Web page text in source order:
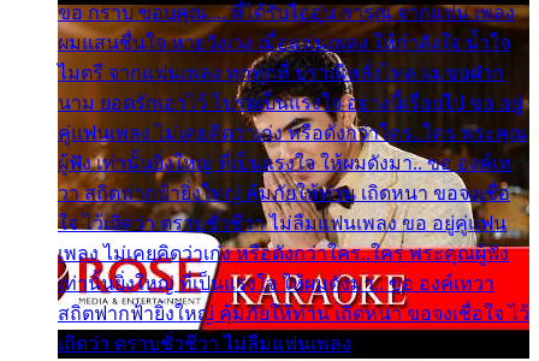
ขอ กราบ ขอบคุณ.... ที่ได้รับไออุ่น การุณ จากแฟน เพลง
ผมแสนชื่นใจ หายวังเวง เมื่อแฟนเพลง ให้กำลังใจ น้ำใจ
ไมตรี จากแฟนเพลง ทุกทุกที่ ปราณีหลั่งไหล ผมขอฝาก
นาม ยอดรักเอาไว้ โปรดเป็นแรงใจ อย่างนี้เรื่อยไป ขอ อยู่
คู่แฟนเพลง ไม่เคยคิดว่าเก่ง หรือดังกว่าใคร..ใคร พระคุณ
ผู้ฟัง เท่านั้นยิ่งใหญ่ ที่เป็นแรงใจ ให้ผมดังมา.. ขอ องค์เท
วา สถิตฟากฟ้ายิ่งใหญ่ คุ้มภัยให้ท่าน เถิดหนา ขอจงเชื่อ
ใจ ไว้เถิดว่า ตราบชั่วชีวา ไม่ลืมแฟนเพลง ขอ อยู่คู่แฟน
เพลง ไม่เคยคิดว่าเก่ง หรือดังกว่าใคร..ใคร พระคุณผู้ฟัง
เท่านั้นยิ่งใหญ่ ที่เป็นแรงใจ ให้ผมดังมา.. ขอ องค์เทวา
สถิตฟากฟ้ายิ่งใหญ่ คุ้มภัยให้ท่าน เถิดหนา ขอจงเชื่อใจ ไว้
เถิดว่า ตราบชั่วชีวา ไม่ลืมแฟนเพลง